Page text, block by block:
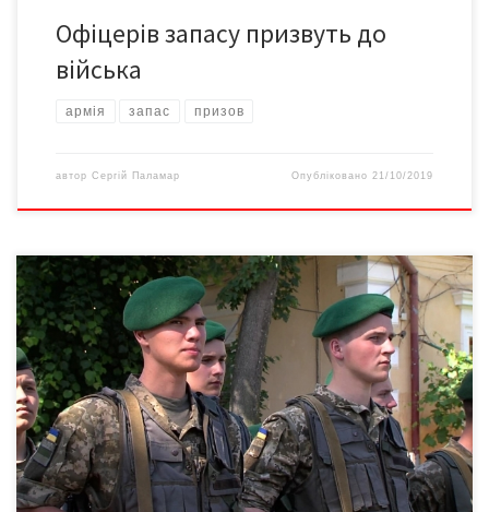
Офіцерів запасу призвуть до
війська
армія запас призов
автор Сергій Паламар Опубліковано 21/10/2019
Півтори сотні новобранців весняного призову 2019 року
прибули зі Львівщини до Чернівців, повідомила прес-служба
Чернівецького прикордонного загону. Протягом кількох тижнів
юнаки проходитимуть навчання у навчальному пункті,
нещодавно сформованому у військовому містечку «Садгора».
Після ознайомлення з матеріальною базою новобранцям
представили офіцерів-наставників і керівництво навчального
пункту. А вже після оволодіння базовим курсом […]